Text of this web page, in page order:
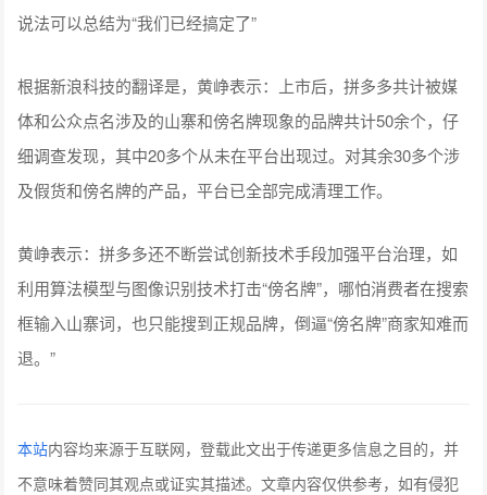
说法可以总结为“我们已经搞定了”
根据新浪科技的翻译是，黄峥表示：上市后，拼多多共计被媒
体和公众点名涉及的山寨和傍名牌现象的品牌共计50余个，仔
细调查发现，其中20多个从未在平台出现过。对其余30多个涉
及假货和傍名牌的产品，平台已全部完成清理工作。
黄峥表示：拼多多还不断尝试创新技术手段加强平台治理，如
利用算法模型与图像识别技术打击“傍名牌”，哪怕消费者在搜索
框输入山寨词，也只能搜到正规品牌，倒逼“傍名牌”商家知难而
退。”
本站内容均来源于互联网，登载此文出于传递更多信息之目的，并
不意味着赞同其观点或证实其描述。文章内容仅供参考，如有侵犯